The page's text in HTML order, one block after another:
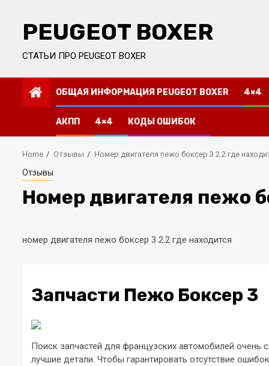
contentPEUGEOT BOXER
СТАТЬИ ПРО PEUGEOT BOXER
ОБЩАЯ ИНФОРМАЦИЯ PEUGEOT BOXER 4×4
АКПП 4×4 КОДЫ ОШИБОК
Home Отзывы Номер двигателя пежо боксер 3 2.2 где
Отзывы
Номер двигателя пежо
номер двигателя пежо боксер 3 2.2 где находится
Запчасти Пежо Боксер 3
Поиск запчастей для французских автомобилей очень
лучшие детали. Чтобы гарантировать отсутствие